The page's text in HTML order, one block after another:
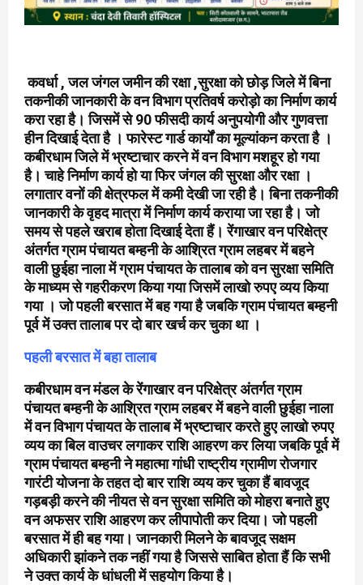
कवर्धा , जल जंगल जमीन की रक्षा ,सुरक्षा को छोड़ जिले में बिना
तकनीकी जानकारी के वन विभाग प्रतिवर्ष करोड़ो का निर्माण कार्य
करा रहा है। जिसमें से 90 फीसदी कार्य अनुपयोगी और गुणवत्ता
हीन दिखाई देता है । फारेस्ट गार्ड कार्यों का मूल्यांकन करता है ।
कबीरधाम जिले में भ्रष्टाचार करने में वन विभाग मशहूर हो गया
है। चाहे निर्माण कार्य हो या फिर जंगल की सुरक्षा और रक्षा ।
लगातार वनों की क्षेत्रफल में कमी देखी जा रही है। बिना तकनीकी
जानकारी के वृहद मात्रा में निर्माण कार्य कराया जा रहा है। जो
समय से पहले खराब होता दिखाई देता हैं। रेंगाखार वन परिक्षेत्र
अंतर्गत ग्राम पंचायत बम्हनी के आश्रित ग्राम लहबर में बहने
वाली छुईहा नाला में ग्राम पंचायत के तालाब को वन सुरक्षा समिति
के माध्यम से गहरीकरण किया गया जिसमें लाखो रुपए व्यय किया
गया । जो पहली बरसात में बह गया है जबकि ग्राम पंचायत बम्हनी
पूर्व में उक्त तालाब पर दो बार खर्च कर चुका था ।
पहली बरसात में बहा तालाब
कबीरधाम वन मंडल के रेंगाखार वन परिक्षेत्र अंतर्गत ग्राम
पंचायत बम्हनी के आश्रित ग्राम लहबर में बहने वाली छुईहा नाला
में वन विभाग पंचायत के तालाब में भ्रष्टाचार करते हुए लाखो रुपए
व्यय का बिल वाउचर लगाकर राशि आहरण कर लिया जबकि पूर्व में
ग्राम पंचायत बम्हनी ने महात्मा गांधी राष्ट्रीय ग्रामीण रोजगार
गारंटी योजना के तहत दो बार राशि व्यय कर चुका हैं बावजूद
गड़बड़ी करने की नीयत से वन सुरक्षा समिति को मोहरा बनाते हुए
वन अफसर राशि आहरण कर लीपापोती कर दिया। जो पहली
बरसात में ही बह गया। जानकारी मिलने के बावजूद सक्षम
अधिकारी झांकने तक नहीं गया है जिससे साबित होता हैं कि सभी
ने उक्त कार्य के धांधली में सहयोग किया है।